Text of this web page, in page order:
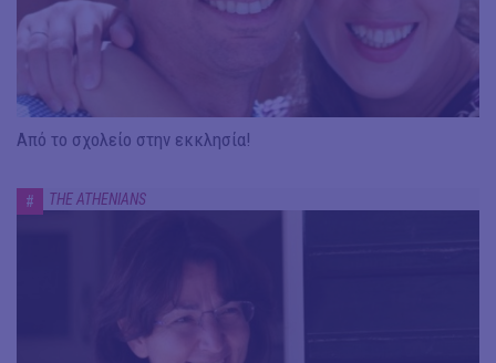
Από το σχολείο στην εκκλησία!
# THE ATHENIANS